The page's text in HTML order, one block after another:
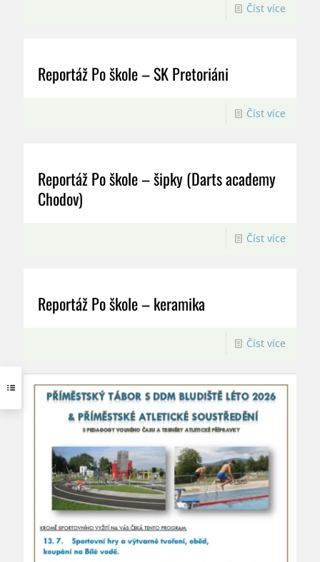
Číst více
Reportáž Po škole – SK Pretoriáni
Číst více
Reportáž Po škole – šipky (Darts academy
Chodov)
Číst více
Reportáž Po škole – keramika
Číst více